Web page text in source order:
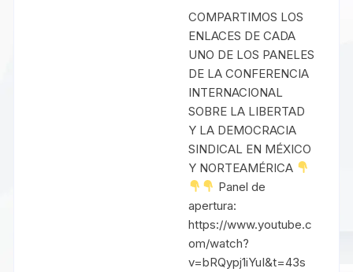
COMPARTIMOS LOS
ENLACES DE CADA
UNO DE LOS PANELES
DE LA CONFERENCIA
INTERNACIONAL
SOBRE LA LIBERTAD
Y LA DEMOCRACIA
SINDICAL EN MÉXICO
Y NORTEAMÉRICA
Panel de
apertura:
https://www.youtube.c
om/watch?
v=bRQypj1iYuI&t=43s